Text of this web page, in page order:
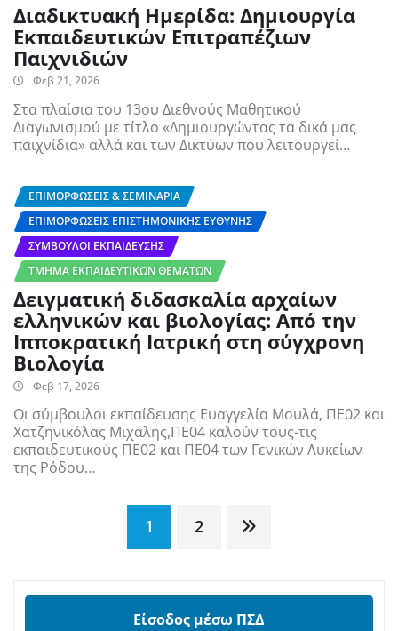
Διαδικτυακή Ημερίδα: Δημιουργία
Εκπαιδευτικών Επιτραπέζιων
Παιχνιδιών
Φεβ 21, 2026
Στα πλαίσια του 13ου Διεθνούς Μαθητικού
Διαγωνισμού με τίτλο «Δημιουργώντας τα δικά μας
παιχνίδια» αλλά και των Δικτύων που λειτουργεί…
ΕΠΙΜΟΡΦΏΣΕΙΣ & ΣΕΜΙΝΆΡΙΑ
ΕΠΙΜΟΡΦΏΣΕΙΣ ΕΠΙΣΤΗΜΟΝΙΚΉΣ ΕΥΘΎΝΗΣ
ΣΎΜΒΟΥΛΟΙ ΕΚΠΑΊΔΕΥΣΗΣ
ΤΜΉΜΑ ΕΚΠΑΙΔΕΥΤΙΚΏΝ ΘΕΜΆΤΩΝ
Δειγματική διδασκαλία αρχαίων
ελληνικών και βιολογίας: Από την
Ιπποκρατική Ιατρική στη σύγχρονη
Βιολογία
Φεβ 17, 2026
Οι σύμβουλοι εκπαίδευσης Ευαγγελία Μουλά, ΠΕ02 και
Χατζηνικόλας Μιχάλης,ΠΕ04 καλούν τους-τις
εκπαιδευτικούς ΠΕ02 και ΠΕ04 των Γενικών Λυκείων
της Ρόδου…
Σελιδοποίηση
άρθρων
1 2
Είσοδος μέσω ΠΣΔ